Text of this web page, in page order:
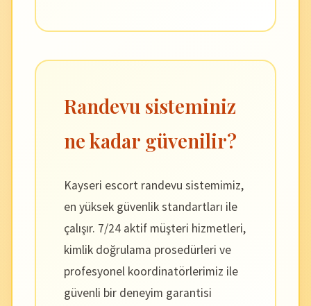
Randevu sisteminiz
ne kadar güvenilir?
Kayseri escort randevu sistemimiz,
en yüksek güvenlik standartları ile
çalışır. 7/24 aktif müşteri hizmetleri,
kimlik doğrulama prosedürleri ve
profesyonel koordinatörlerimiz ile
güvenli bir deneyim garantisi